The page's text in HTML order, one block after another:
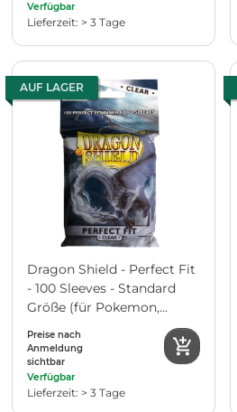
Verfügbar
Lieferzeit: > 3 Tage
Dragon Shield - Perfect Fit
- 100 Sleeves - Standard
Größe (für Pokemon,
AUF LAGER
Preise nach
Anmeldung
sichtbar
Verfügbar
Lieferzeit: > 3 Tage